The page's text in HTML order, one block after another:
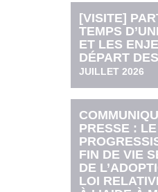
[VISITE]
TEMPS
ET LES
DÉPART
JUILLET 2026
PRESSE :
FIN DE VIE
DE
LOI